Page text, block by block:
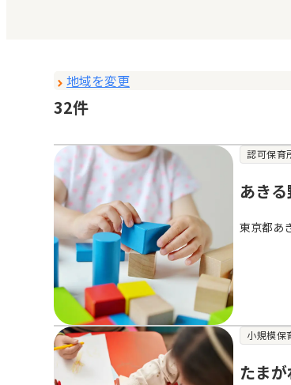
地域を変更
32件
認可保育
あき
東京都あ
小規模保
たま